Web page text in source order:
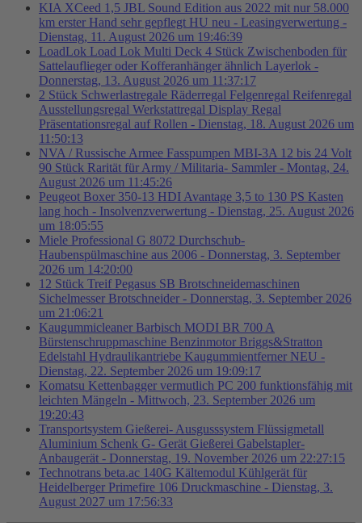
KIA XCeed 1,5 JBL Sound Edition aus 2022 mit nur 58.000
km erster Hand sehr gepflegt HU neu - Leasingverwertung -
Dienstag, 11. August 2026 um 19:46:39
LoadLok Load Lok Multi Deck 4 Stück Zwischenboden für
Sattelauflieger oder Kofferanhänger ähnlich Layerlok -
Donnerstag, 13. August 2026 um 11:37:17
2 Stück Schwerlastregale Räderregal Felgenregal Reifenregal
Ausstellungsregal Werkstattregal Display Regal
Präsentationsregal auf Rollen - Dienstag, 18. August 2026 um
11:50:13
NVA / Russische Armee Fasspumpen MBI-3A 12 bis 24 Volt
90 Stück Rarität für Army / Militaria- Sammler - Montag, 24.
August 2026 um 11:45:26
Peugeot Boxer 350-13 HDI Avantage 3,5 to 130 PS Kasten
lang hoch - Insolvenzverwertung - Dienstag, 25. August 2026
um 18:05:55
Miele Professional G 8072 Durchschub-
Haubenspülmaschine aus 2006 - Donnerstag, 3. September
2026 um 14:20:00
12 Stück Treif Pegasus SB Brotschneidemaschinen
Sichelmesser Brotschneider - Donnerstag, 3. September 2026
um 21:06:21
Kaugummicleaner Barbisch MODI BR 700 A
Bürstenschruppmaschine Benzinmotor Briggs&Stratton
Edelstahl Hydraulikantriebe Kaugummientferner NEU -
Dienstag, 22. September 2026 um 19:09:17
Komatsu Kettenbagger vermutlich PC 200 funktionsfähig mit
leichten Mängeln - Mittwoch, 23. September 2026 um
19:20:43
Transportsystem Gießerei- Ausgusssystem Flüssigmetall
Aluminium Schenk G- Gerät Gießerei Gabelstapler-
Anbaugerät - Donnerstag, 19. November 2026 um 22:27:15
Technotrans beta.ac 140G Kältemodul Kühlgerät für
Heidelberger Primefire 106 Druckmaschine - Dienstag, 3.
August 2027 um 17:56:33